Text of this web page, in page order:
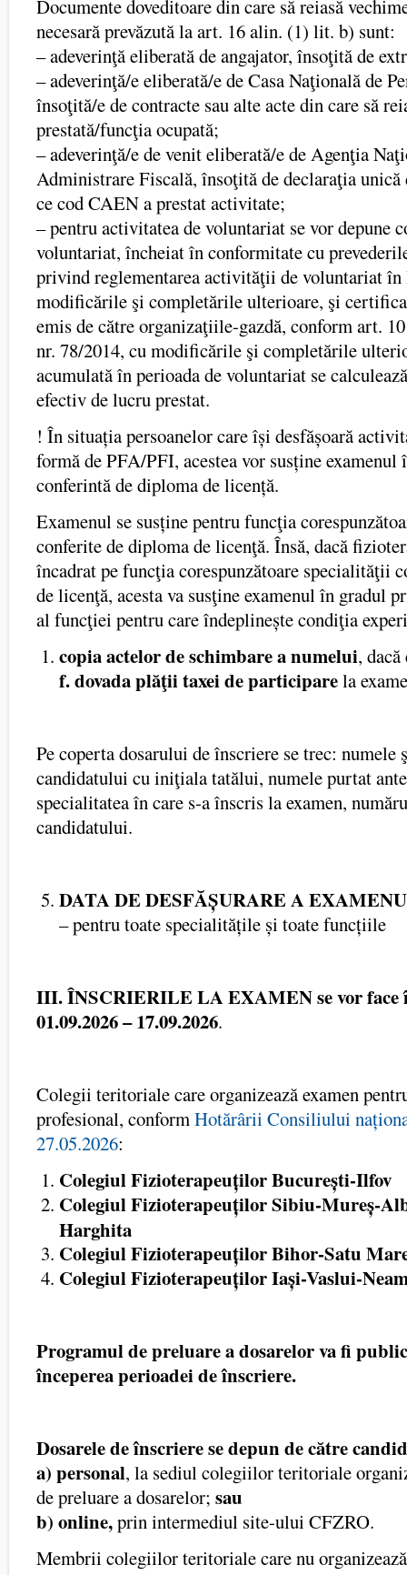
Documente doveditoare din care să reiasă
necesară prevăzută la art. 16 alin. (1) lit. b) sunt:
– adeverinţă eliberată de angajator, însoţită de
– adeverinţă/e eliberată/e de Casa Naţională de
însoţită/e de contracte sau alte acte din care să
prestată/funcţia ocupată;
– adeverinţă/e de venit eliberată/e de Agenţia
Administrare Fiscală, însoţită de declaraţia unică
ce cod CAEN a prestat activitate;
– pentru activitatea de voluntariat se vor depune
voluntariat, încheiat în conformitate cu
privind reglementarea activităţii de voluntariat în
modificările şi completările ulterioare, şi
emis de către organizaţiile-gazdă, conform art.
nr. 78/2014, cu modificările şi completările
acumulată în perioada de voluntariat se
efectiv de lucru prestat.
! În situația persoanelor care își desfășoară
formă de PFA/PFI, acestea vor susține examenul
conferintă de diploma de licență.
Examenul se susține pentru funcţia
conferite de diploma de licenţă. Însă, dacă
încadrat pe funcţia corespunzătoare specialităţii
de licenţă, acesta va susţine examenul în gradul
al funcţiei pentru care îndeplinește condiţia
copia actelor de schimbare a numelui,
f. dovada plăţii taxei de participarela
Pe coperta dosarului de înscriere se trec: numele
candidatului cu iniţiala tatălui, numele purtat
specialitatea în care s-a înscris la examen,
candidatului.
DATA DE DESFĂȘURARE A
– pentru toate specialitățile și toate funcțiile
III. ÎNSCRIERILE LA EXAMEN se vor face
01.09.2026 – 17.09.2026.
Colegii teritoriale care organizează examen
profesional, conformHotărârii Consiliului
27.05.2026:
Colegiul Fizioterapeuților București-Ilfov
Colegiul Fizioterapeuților Sibiu-Mureș-
Harghita
Colegiul Fizioterapeuților Bihor-Satu
Colegiul Fizioterapeuților Iași-Vaslui-
Programul de preluare a dosarelor va fi
începerea perioadei de înscriere.
Dosarele de înscriere se depun de către
a) personal, la sediul colegiilor teritoriale
de preluare a dosarelor; sau
b) online,prin intermediul site-ului CFZRO.
Membrii colegiilor teritoriale care nu